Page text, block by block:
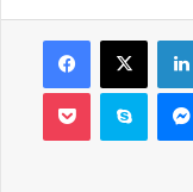
Facebook
X
Pocket Skype